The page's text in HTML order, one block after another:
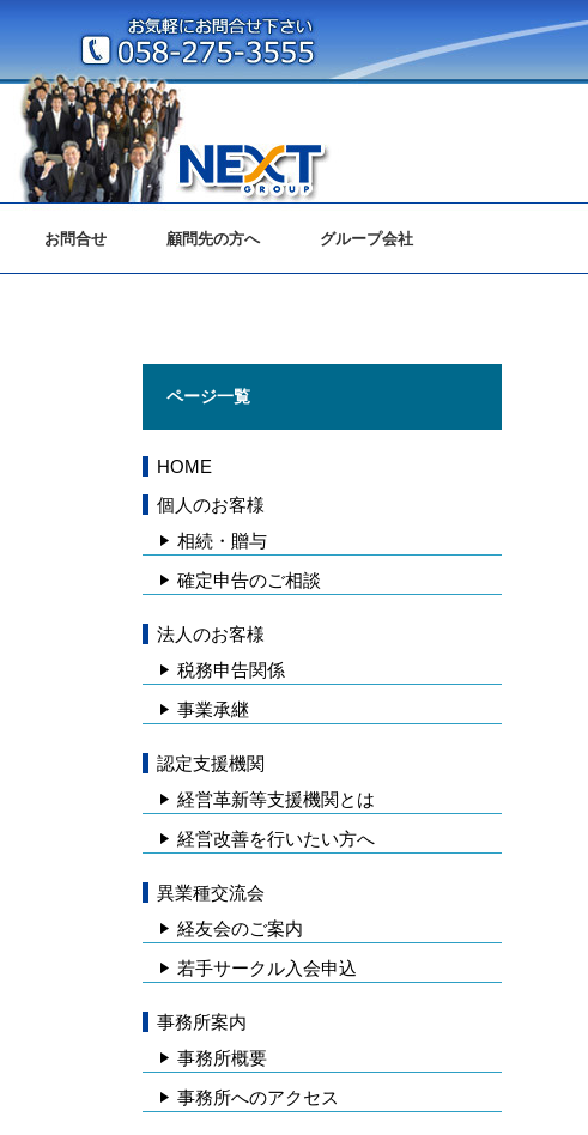
お問合せ 顧問先の方へ グループ会社
ページ一覧
HOME
個人のお客様
相続・贈与
確定申告のご相談
法人のお客様
税務申告関係
事業承継
認定支援機関
経営革新等支援機関とは
経営改善を行いたい方へ
異業種交流会
経友会のご案内
若手サークル入会申込
事務所案内
事務所概要
事務所へのアクセス